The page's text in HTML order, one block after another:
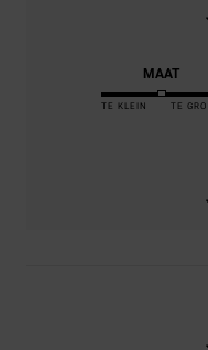
MAAT
TE KLEIN TE